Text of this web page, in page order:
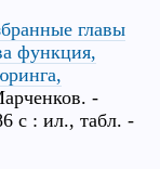
главы
функция,
-
с : ил., табл. -